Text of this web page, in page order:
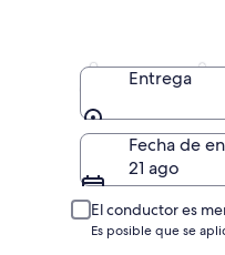
Entrega
Entrega
Fecha de
21 ago
El conductor es
Es posible que se